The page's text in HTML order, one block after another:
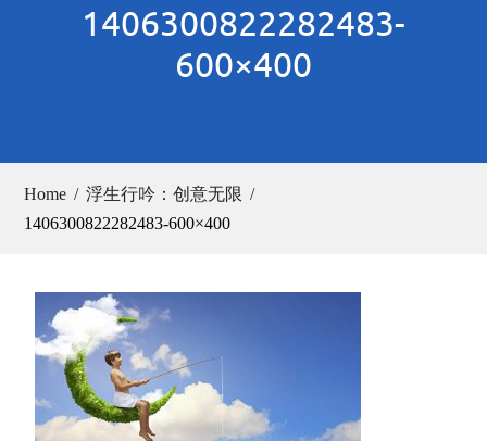
1406300822282483-
600×400
Home
浮生行吟：创意无限
1406300822282483-600×400